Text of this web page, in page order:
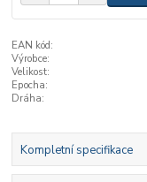
EAN kód:
Výrobce:
Velikost:
Epocha:
Dráha:
Kompletní specifikace